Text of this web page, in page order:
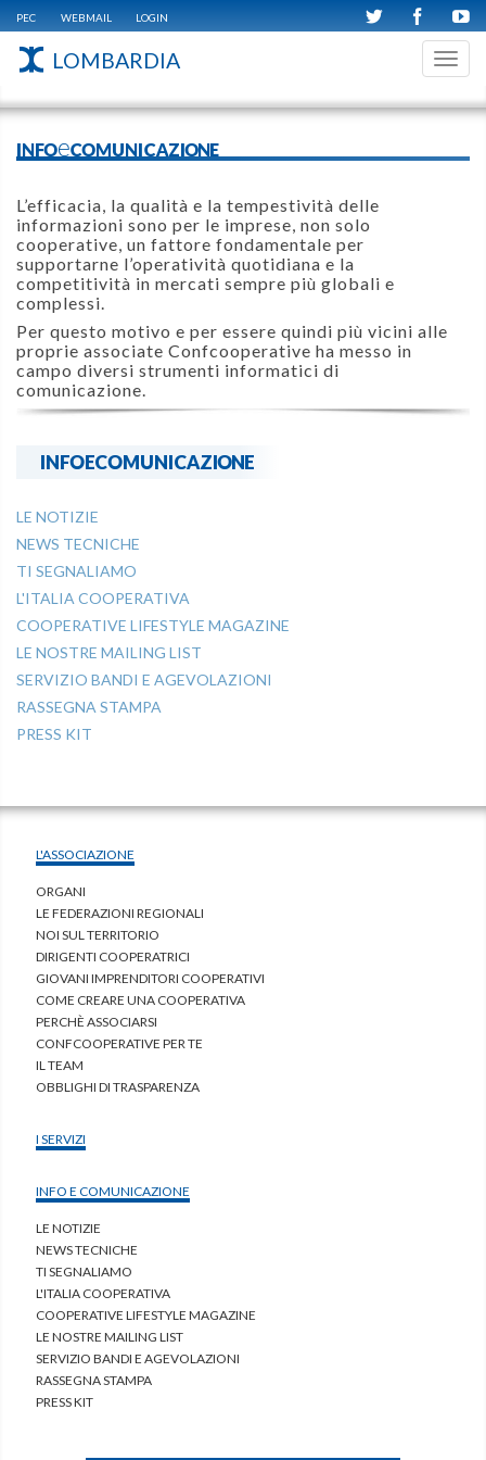
PEC WEBMAIL LOGIN
LOMBARDIA
INFOeCOMUNICAZIONE
L’efficacia, la qualità e la tempestività delle
informazioni sono per le imprese, non solo
cooperative, un fattore fondamentale per
supportarne l’operatività quotidiana e la
competitività in mercati sempre più globali e
complessi.
Per questo motivo e per essere quindi più vicini alle
proprie associate Confcooperative ha messo in
campo diversi strumenti informatici di
comunicazione.
INFOECOMUNICAZIONE
LE NOTIZIE
NEWS TECNICHE
TI SEGNALIAMO
L'ITALIA COOPERATIVA
COOPERATIVE LIFESTYLE MAGAZINE
LE NOSTRE MAILING LIST
SERVIZIO BANDI E AGEVOLAZIONI
RASSEGNA STAMPA
PRESS KIT
L'ASSOCIAZIONE
ORGANI
LE FEDERAZIONI REGIONALI
NOI SUL TERRITORIO
DIRIGENTI COOPERATRICI
GIOVANI IMPRENDITORI COOPERATIVI
COME CREARE UNA COOPERATIVA
PERCHÈ ASSOCIARSI
CONFCOOPERATIVE PER TE
IL TEAM
OBBLIGHI DI TRASPARENZA
I SERVIZI
INFO E COMUNICAZIONE
LE NOTIZIE
NEWS TECNICHE
TI SEGNALIAMO
L'ITALIA COOPERATIVA
COOPERATIVE LIFESTYLE MAGAZINE
LE NOSTRE MAILING LIST
SERVIZIO BANDI E AGEVOLAZIONI
RASSEGNA STAMPA
PRESS KIT